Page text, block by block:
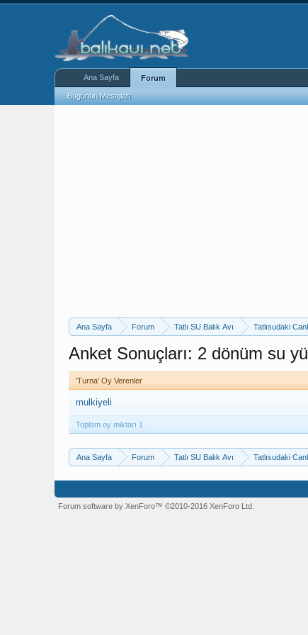
Ana Sayfa Forum Tatlı SU Balık Avı Tatlısudaki
Anket Sonuçları: 2 dönüm su
'Turna' Oy Verenler
mulkiyeli
Toplam oy miktarı 1 .
Ana Sayfa Forum Tatlı SU Balık Avı Tatlısudaki
Ana Sayfa Forum
Bugünün Mesajları
Forum software by XenForo™ ©2010-2016 XenForo Ltd.